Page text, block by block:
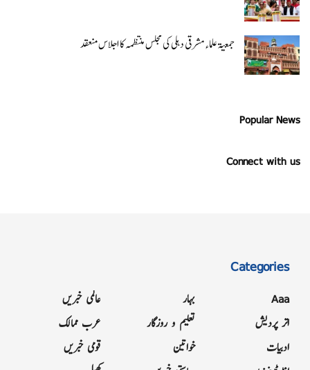
جمعیۃ علماء مشرقی دہلی کی مجلس منتظمہ کا اجلاس منعقد
Popular News
Connect with us
Categories
Aaa
اتر پردیش
ادبیات
بہار
تعلیم و روزگار
خواتین
عالمی خبریں
عرب ممالک
قومی خبریں